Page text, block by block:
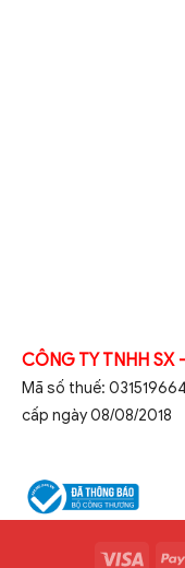
CÔNG TY TNHH SX
Mã số thuế:
cấp ngày 08/08/2018